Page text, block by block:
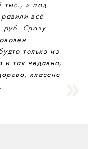
тыс., и под
всё
руб. Сразу
только из
и так недавно,
классно